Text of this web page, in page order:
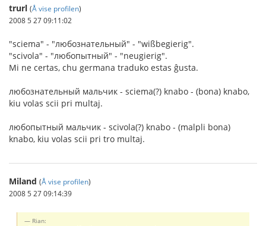
trurl (Å vise profilen)
2008 5 27 09:11:02
"sciema" - "любознательный" - "wißbegierig".
"scivola" - "любопытный" - "neugierig".
Mi ne certas, chu germana traduko estas ĝusta.
любознательный мальчик - sciema(?) knabo - (bona) knabo,
kiu volas scii pri multaj.
любопытный мальчик - scivola(?) knabo - (malpli bona)
knabo, kiu volas scii pri tro multaj.
Miland (Å vise profilen)
2008 5 27 09:14:39
Rian: